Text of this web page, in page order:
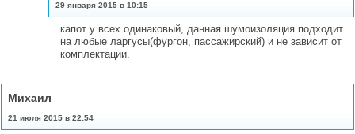
29 января 2015 в 10:15
капот у всех одинаковый, данная шумоизоляция подходит
на любые ларгусы(фургон, пассажирский) и не зависит от
комплектации.
Михаил
21 июля 2015 в 22:54